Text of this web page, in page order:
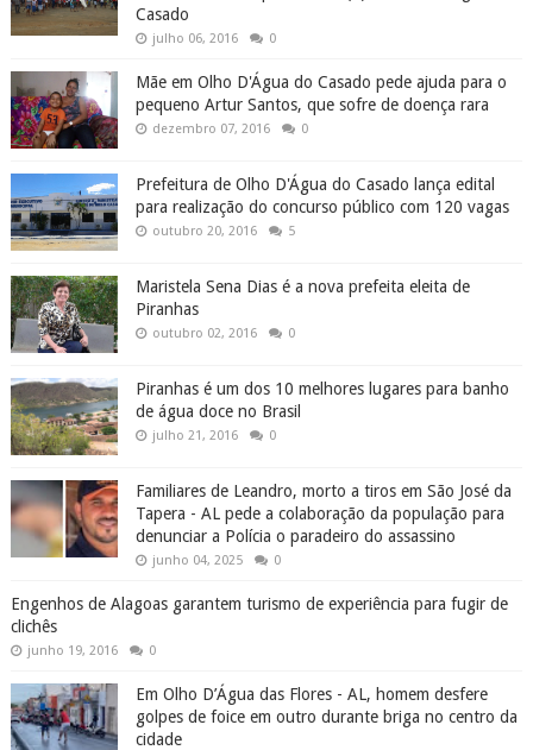
Casado
julho 06, 2016 0
Mãe em Olho D'Água do Casado pede ajuda para o
pequeno Artur Santos, que sofre de doença rara
dezembro 07, 2016 0
Prefeitura de Olho D'Água do Casado lança edital
para realização do concurso público com 120 vagas
outubro 20, 2016 5
Maristela Sena Dias é a nova prefeita eleita de
Piranhas
outubro 02, 2016 0
Piranhas é um dos 10 melhores lugares para banho
de água doce no Brasil
julho 21, 2016 0
Familiares de Leandro, morto a tiros em São José da
Tapera - AL pede a colaboração da população para
denunciar a Polícia o paradeiro do assassino
junho 04, 2025 0
Engenhos de Alagoas garantem turismo de experiência para fugir de
clichês
junho 19, 2016 0
Em Olho D’Água das Flores - AL, homem desfere
golpes de foice em outro durante briga no centro da
cidade